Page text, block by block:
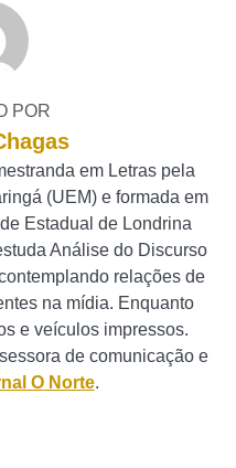
POR
em Letras pela
(UEM) e formada em
Estadual de Londrina
Análise do Discurso
relações de
na mídia. Enquanto
e veículos impressos.
de comunicação e
O Norte.